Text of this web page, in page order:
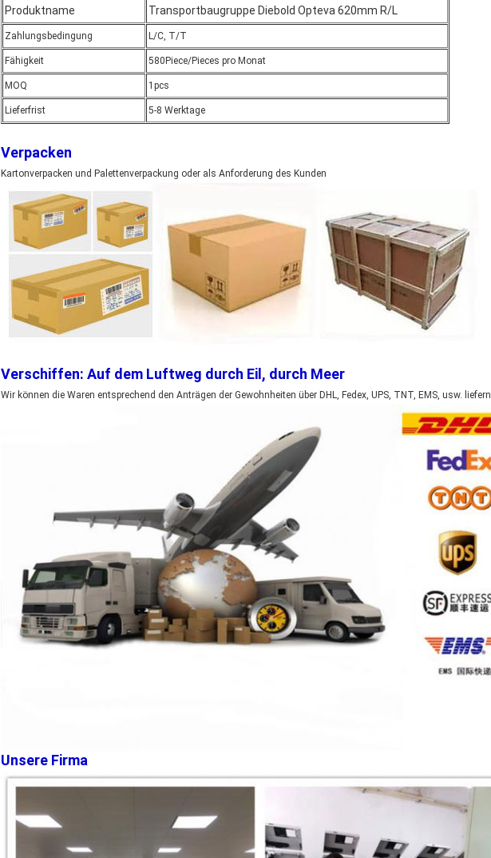
Produktname Transportbaugruppe Diebold Opteva 620mm R/L
Zahlungsbedingung L/C, T/T
Fähigkeit 580Piece/Pieces pro Monat
MOQ 1pcs
Lieferfrist 5-8 Werktage
Verpacken
Kartonverpacken und Palettenverpackung oder als Anforderung des Kunden
Verschiffen: Auf dem Luftweg durch Eil, durch Meer
Wir können die Waren entsprechend den Anträgen der Gewohnheiten über DHL, Fedex, UPS, TNT, EMS, usw. liefern
Unsere Firma